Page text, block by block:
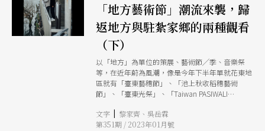
另一個「離開花蓮許久的花蓮人」的對話，重新開
像。
「地方藝術節」潮流來襲，歸
返地方與駐紮家鄉的兩種觀看
（下）
以「地方」為單位的策展、藝術節╱季、音樂祭
等，在近年蔚為風潮，像是今年下半年單就花東地
區就有「臺東藝穗節」、「池上秋收稻穗藝術
節」、「臺東光祭」、「Taiwan PASIWALI
跳浪藝術節」、「花蓮城市空間藝術節」等，橫跨
不同藝術領域與族群，主辦單位也包含公、私單
文字 | 黎家齊、吳岳霖
第351期 / 2023年01月號